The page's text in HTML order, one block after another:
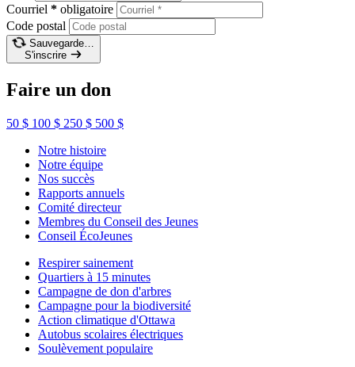
Courriel * obligatoire
Code postal
Sauvegarde…
S'inscrire
Faire un don
50 $ 100 $ 250 $ 500 $
Notre histoire
Notre équipe
Nos succès
Rapports annuels
Comité directeur
Membres du Conseil des Jeunes
Conseil ÉcoJeunes
Respirer sainement
Quartiers à 15 minutes
Campagne de don d'arbres
Campagne pour la biodiversité
Action climatique d'Ottawa
Autobus scolaires électriques
Soulèvement populaire